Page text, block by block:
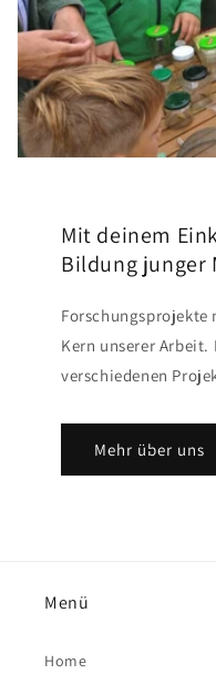
Mit deinem
Bildung junger
Forschungsprojekte
Kern unserer
verschiedenen
Mehr über uns
Menü
Home